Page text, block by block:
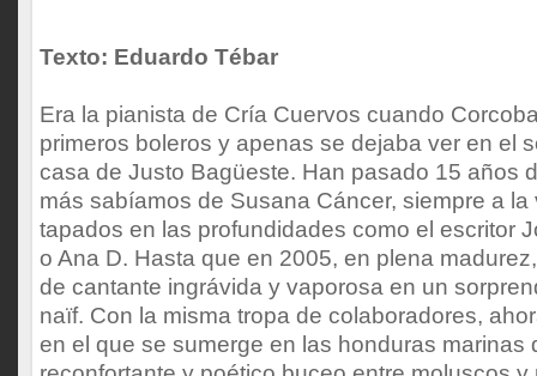
Texto: Eduardo Tébar
Era la pianista de Cría Cuervos cuando
primeros boleros y apenas se dejaba ver en el
casa de Justo Bagüeste. Han pasado 15 años
más sabíamos de Susana Cáncer, siempre a la
tapados en las profundidades como el escritor
o Ana D. Hasta que en 2005, en plena
de cantante ingrávida y vaporosa en un
naïf. Con la misma tropa de colaboradores,
en el que se sumerge en las honduras marinas